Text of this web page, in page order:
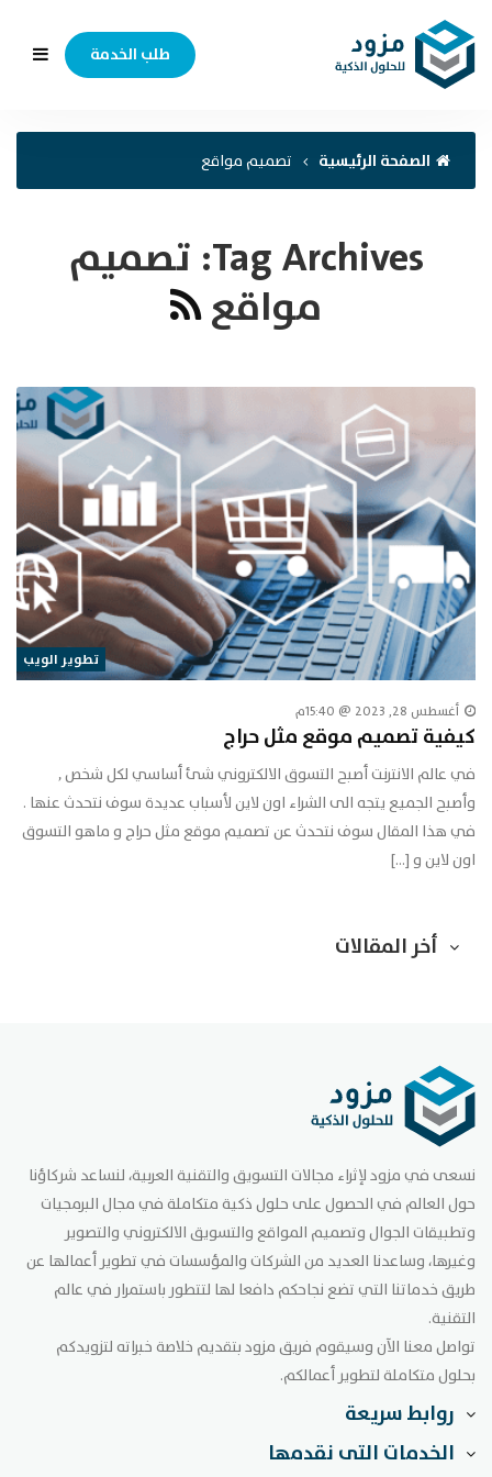
طلب الخدمة
الصفحة الرئيسية تصميم مواقع
Tag Archives: تصميم
مواقع
تطوير الويب
أغسطس 28, 2023 @ 15:40م
كيفية تصميم موقع مثل حراج
في عالم الانترنت أصبح التسوق الالكتروني شئ أساسي لكل شخص ,
وأصبح الجميع يتجه الى الشراء اون لاين لأسباب عديدة سوف نتحدث عنها .
في هذا المقال سوف نتحدث عن تصميم موقع مثل حراج و ماهو التسوق
اون لاين و […]
أخر المقالات
نسعى في مزود لإثراء مجالات التسويق والتقنية العربية، لنساعد شركاؤنا
حول العالم في الحصول على حلول ذكية متكاملة في مجال البرمجيات
وتطبيقات الجوال وتصميم المواقع والتسويق الالكتروني والتصوير
وغيرها، وساعدنا العديد من الشركات والمؤسسات في تطوير أعمالها عن
طريق خدماتنا التي تضع نجاحكم دافعا لها لتتطور باستمرار في عالم
التقنية.
تواصل معنا الآن وسيقوم فريق مزود بتقديم خلاصة خبراته لتزويدكم
بحلول متكاملة لتطوير أعمالكم.
روابط سريعة
الخدمات التى نقدمها